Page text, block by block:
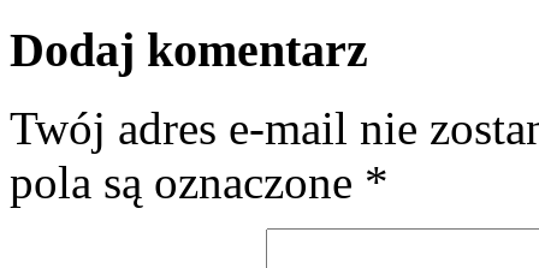
Dodaj komentarz
Twój adres e-mail nie
pola są oznaczone *